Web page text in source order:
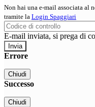
Non hai una e-mail associata al
tramite la Login Spaggiari
E-mail inviata, si prega di
Errore
Chiudi
Successo
Chiudi